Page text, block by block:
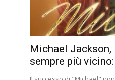
Michael
sempre più